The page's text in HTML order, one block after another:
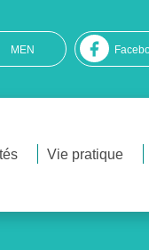
MEN
Vie pratique